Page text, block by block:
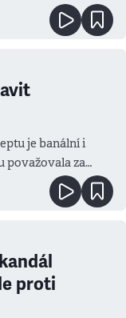
je banální i
považovala za
proti